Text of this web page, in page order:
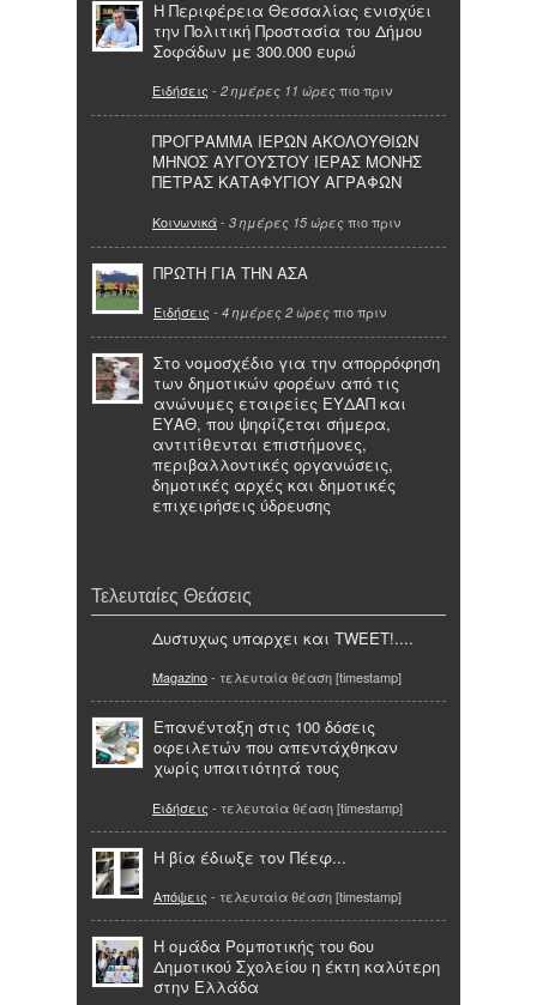
Η Περιφέρεια Θεσσαλίας ενισχύει
την Πολιτική Προστασία του Δήμου
Σοφάδων με 300.000 ευρώ
Ειδήσεις - 2 ημέρες 11 ώρες πιο πριν
ΠΡΟΓΡΑΜΜΑ ΙΕΡΩΝ ΑΚΟΛΟΥΘΙΩΝ
ΜΗΝΟΣ ΑΥΓΟΥΣΤΟΥ ΙΕΡΑΣ ΜΟΝΗΣ
ΠΕΤΡΑΣ ΚΑΤΑΦΥΓΙΟΥ ΑΓΡΑΦΩΝ
Κοινωνικά- 3 ημέρες 15 ώρες πιο πριν
ΠΡΩΤΗ ΓΙΑ ΤΗΝ ΑΣΑ
Ειδήσεις - 4 ημέρες 2 ώρες πιο πριν
Στο νομοσχέδιο για την απορρόφηση
των δημοτικών φορέων από τις
ανώνυμες εταιρείες ΕΥΔΑΠ και
ΕΥΑΘ, που ψηφίζεται σήμερα,
αντιτίθενται επιστήμονες,
περιβαλλοντικές οργανώσεις,
δημοτικές αρχές και δημοτικές
επιχειρήσεις ύδρευσης
Τελευταίες Θεάσεις
Δυστυχως υπαρχει και TWEET!....
Magazino- τελευταία θέαση [timestamp]
Επανένταξη στις 100 δόσεις
οφειλετών που απεντάχθηκαν
χωρίς υπαιτιότητά τους
Ειδήσεις - τελευταία θέαση [timestamp]
Η βία έδιωξε τον Πέεφ...
Απόψεις - τελευταία θέαση [timestamp]
Η ομάδα Ρομποτικής του 6ου
Δημοτικού Σχολείου η έκτη καλύτερη
στην Ελλάδα